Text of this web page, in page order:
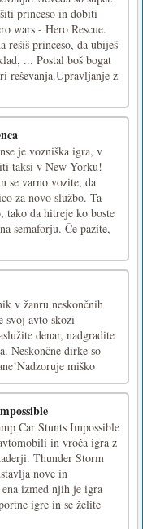
princeso in dobiti
wars - Hero Rescue.
rešiš princeso, da ubiješ
... Postal boš bogat
reševanja.Upravljanje z
je vozniška igra, v
taksi v New Yorku!
se varno vozite, da
za novo službo. Ta
tako da hitreje ko boste
semaforju. Če pazite,
v žanru neskončnih
svoj avto skozi
denar, nadgradite
Neskončne dirke so
miško
Car Stunts Impossible
in vroča igra z
Thunder Storm
nove in
izmed njih je igra
igre in se želite